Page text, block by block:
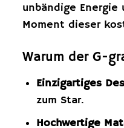
unbändige
Moment dieser
Warum der G-
Einzigartiges
zum Star.
Hochwertige